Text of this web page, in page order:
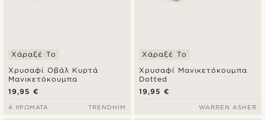
Χρυσαφί Οβάλ Κυρτά
Μανικετόκουμπα
Χάραξέ Το
19,95 €
4 ΧΡΏΜΑΤΑ TRENDHIM
Χρυσαφί Μανικετόκουμπα
Dotted
Χάραξέ Το
19,95 €
WARREN ASHER